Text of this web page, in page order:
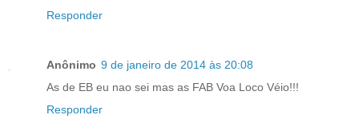
Responder
Anônimo 9 de janeiro de 2014 às 20:08
As de EB eu nao sei mas as FAB Voa Loco Véio!!!
Responder